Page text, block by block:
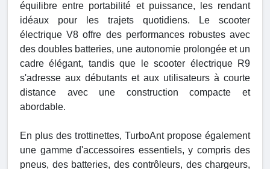
équilibre entre portabilité et puissance, les rendant
idéaux pour les trajets quotidiens. Le scooter
électrique V8 offre des performances robustes avec
des doubles batteries, une autonomie prolongée et un
cadre élégant, tandis que le scooter électrique R9
s'adresse aux débutants et aux utilisateurs à courte
distance avec une construction compacte et
abordable.
En plus des trottinettes, TurboAnt propose également
une gamme d'accessoires essentiels, y compris des
pneus, des batteries, des contrôleurs, des chargeurs,